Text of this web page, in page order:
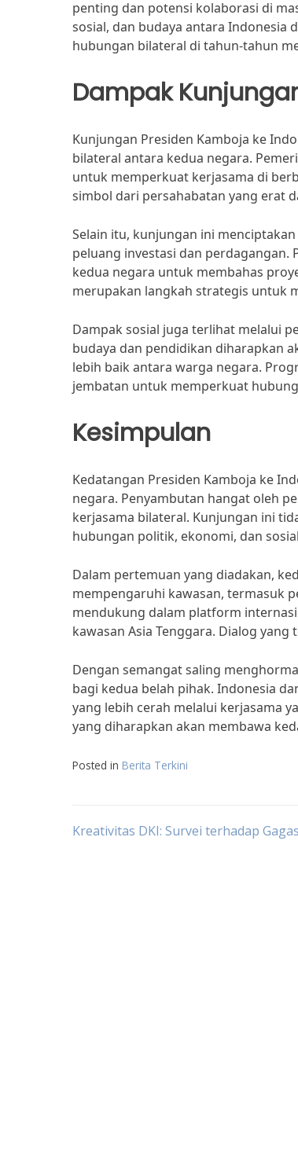
penting dan potensi kolaborasi di
sosial, dan budaya antara Indonesia
hubungan bilateral di tahun-tahun
Dampak
Kunjungan Presiden Kamboja ke
bilateral antara kedua negara.
untuk memperkuat kerjasama di
simbol dari persahabatan yang erat
Selain itu, kunjungan ini
peluang investasi dan
kedua negara untuk membahas
merupakan langkah strategis untuk
Dampak sosial juga terlihat melalui
budaya dan pendidikan diharapkan
lebih baik antara warga negara.
jembatan untuk memperkuat
Kesimpulan
Kedatangan Presiden Kamboja ke
negara. Penyambutan hangat oleh
kerjasama bilateral. Kunjungan ini
hubungan politik, ekonomi, dan
Dalam pertemuan yang diadakan,
mempengaruhi kawasan, termasuk
mendukung dalam platform
kawasan Asia Tenggara. Dialog
Dengan semangat saling
bagi kedua belah pihak. Indonesia
yang lebih cerah melalui kerjasama
yang diharapkan akan membawa
Posted in Berita Terkini
Post
Kreativitas DKI: Survei terhadap